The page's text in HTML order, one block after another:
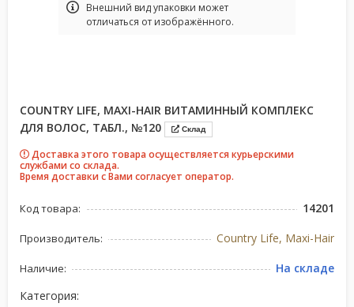
Bнешний вид упаковки может
отличаться от изображённого.
COUNTRY LIFE, MAXI-HAIR ВИТАМИННЫЙ КОМПЛЕКС
ДЛЯ ВОЛОС, ТАБЛ., №120
Склад
Доставка этого товара осуществляется курьерскими
службами со склада.
Время доставки с Вами согласует оператор.
Код товара: 14201
Производитель: Country Life, Maxi-Hair
Наличие:
На складе
Категория: